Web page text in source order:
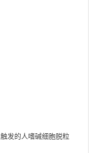
发的人嗜碱细胞脱粒